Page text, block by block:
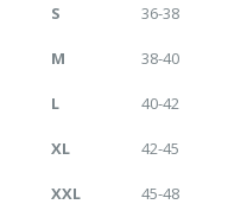
S 36-38
M 38-40
L 40-42
XL 42-45
XXL 45-48